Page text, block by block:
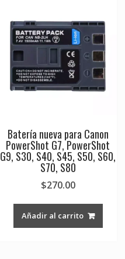
Batería nueva para Canon
PowerShot G7, PowerShot
G9, S30, S40, S45, S50, S60,
S70, S80
$270.00
Añadir al carrito